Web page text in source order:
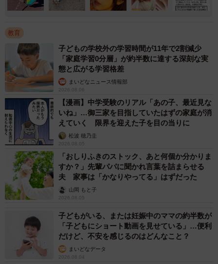
教育
子どもの学校外の学習時間が11年で2割減少
「家庭学習0分層」が約半数に達する深刻な実
態と広がる学習格差
まいどなニュース情報部
2026.08.06
【漫画】中学受験のリアル「あの子、最近見な
いね」…御三家を目指していたはずの家庭が消
えていく 限界を迎えた子を目の当りに
松波 穂乃圭
2026.08.05
「おしりふきのストック、あと何個か分かりま
すか？」先輩パパに聞かれ言葉を詰まらせる
夫 家事は「かなりやってる」はずだった
山岡 もと子
2026.08.05
子どもがいる、または妊娠中のママの約半数が
「子どもにショート動画を見せている」…便利
だけど、不安を感じるのはどんなこと？
まいどなデータ
2026.08.04